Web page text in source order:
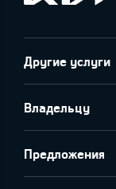
Другие услуги
Владельцу
Предложения